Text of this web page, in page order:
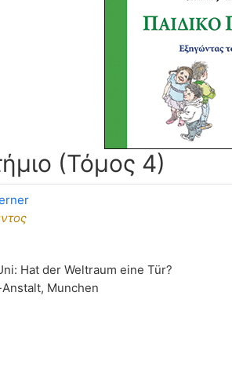
(Τόμος 4)
Hat der Weltraum eine Tür?
Munchen